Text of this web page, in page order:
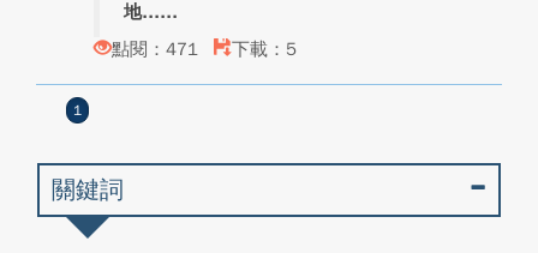
地...
點閱：471
下載：5
1
關鍵詞